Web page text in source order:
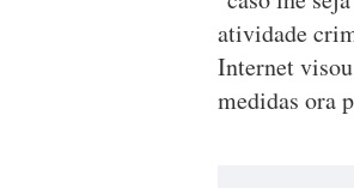
atividade
Internet
medidas ora